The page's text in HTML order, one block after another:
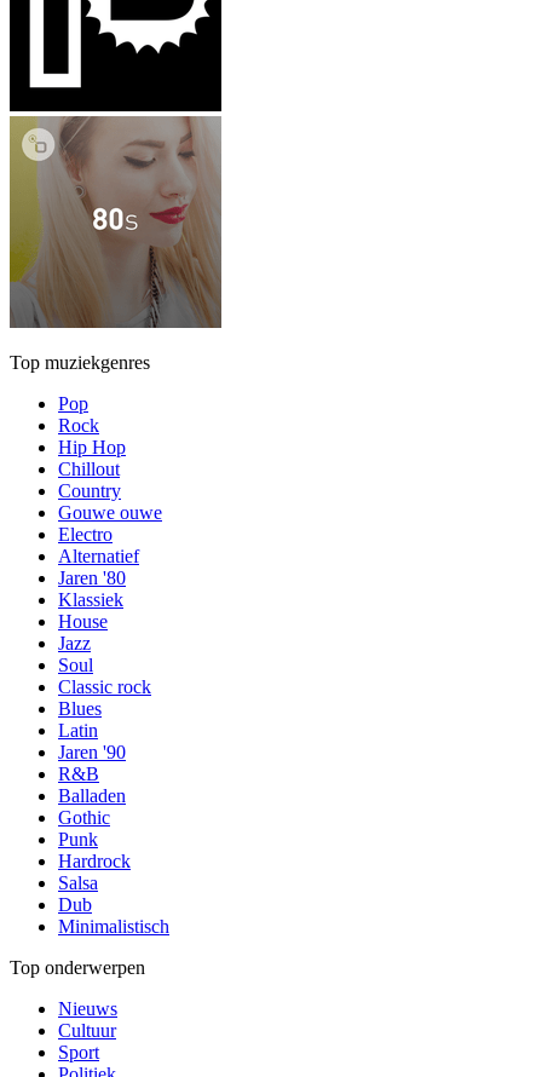
Top muziekgenres
Pop
Rock
Hip Hop
Chillout
Country
Gouwe ouwe
Electro
Alternatief
Jaren '80
Klassiek
House
Jazz
Soul
Classic rock
Blues
Latin
Jaren '90
R&B
Balladen
Gothic
Punk
Hardrock
Salsa
Dub
Minimalistisch
Top onderwerpen
Nieuws
Cultuur
Sport